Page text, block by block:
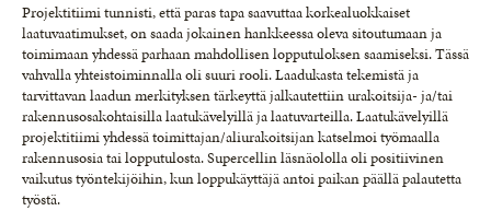
Projektitiimi tunnisti, että paras tapa saavuttaa korkealuokkaiset
laatuvaatimukset, on saada jokainen hankkeessa oleva sitoutumaan ja
toimimaan yhdessä parhaan mahdollisen lopputuloksen saamiseksi. Tässä
vahvalla yhteistoiminnalla oli suuri rooli. Laadukasta tekemistä ja
tarvittavan laadun merkityksen tärkeyttä jalkautettiin urakoitsija- ja/tai
rakennusosakohtaisilla laatukävelyillä ja laatuvarteilla. Laatukävelyillä
projektitiimi yhdessä toimittajan/aliurakoitsijan katselmoi työmaalla
rakennusosia tai lopputulosta. Supercellin läsnäololla oli positiivinen
vaikutus työntekijöihin, kun loppukäyttäjä antoi paikan päällä palautetta
työstä.